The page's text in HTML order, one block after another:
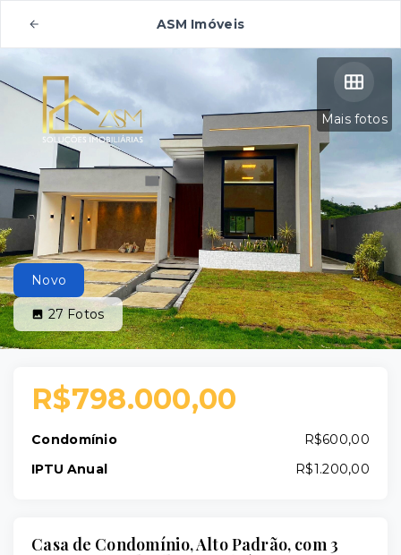
ASM Imóveis
Mais fotos
Novo
27 Fotos
R$798.000,00
Condomínio
R$600,00
IPTU Anual
R$1.200,00
Casa de Condomínio, Alto Padrão, com 3